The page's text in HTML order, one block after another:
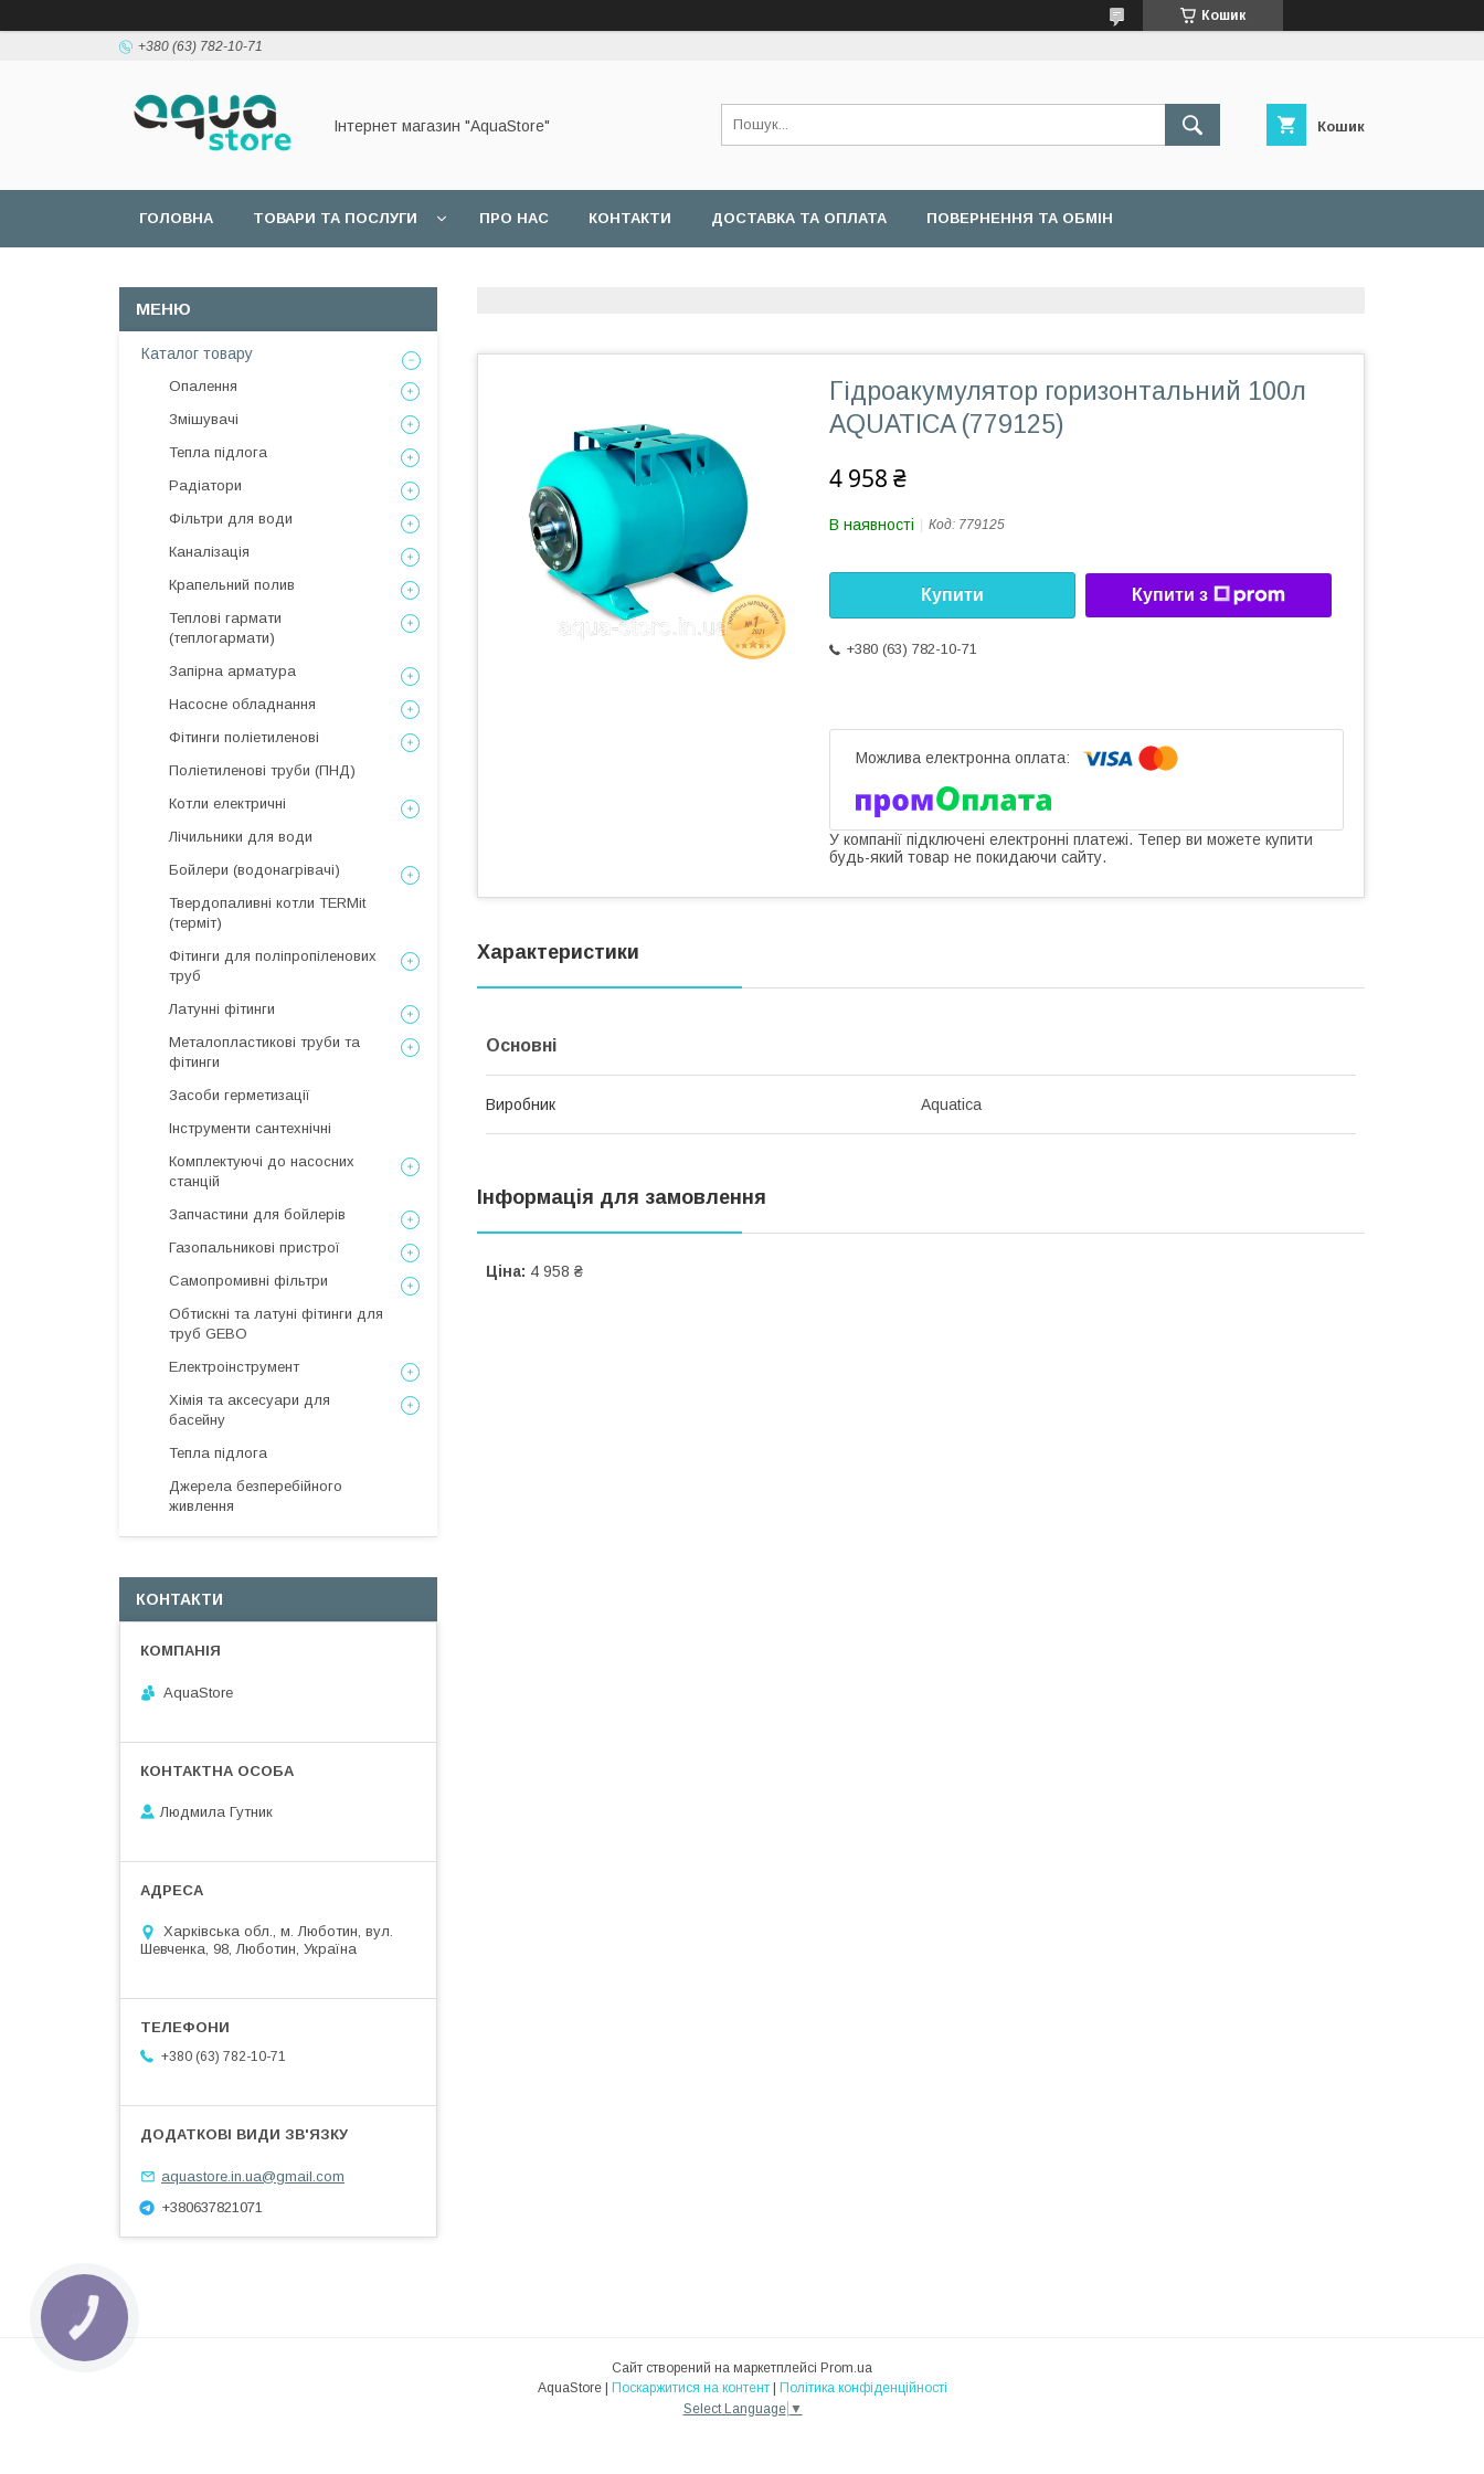
Кошик
+380 (63) 782-10-71
Інтернет магазин "AquaStore" Кошик
ГОЛОВНА ТОВАРИ ТА ПОСЛУГИ ПРО НАС КОНТАКТИ ДОСТАВКА ТА ОПЛАТА ПОВЕРНЕННЯ ТА ОБМІН
Гідроакумулятор горизонтальний 100л
AQUATICA (779125)
4 958 ₴
В наявності Код: 779125
Купити Купити з
+380 (63) 782-10-71
У компанії підключені електронні платежі. Тепер ви можете купити
будь-який товар не покидаючи сайту.
Характеристики
Основні
Виробник Aquatica
Інформація для замовлення
Ціна: 4 958 ₴
Каталог товару
Опалення
Змішувачі
Тепла підлога
Радіатори
Фільтри для води
Каналізація
Крапельний полив
Теплові гармати
(теплогармати)
Запірна арматура
Насосне обладнання
Фітинги поліетиленові
Поліетиленові труби (ПНД)
Котли електричні
Лічильники для води
Бойлери (водонагрівачі)
Твердопаливні котли TERMit
(терміт)
Фітинги для поліпропіленових
труб
Латунні фітинги
Металопластикові труби та
фітинги
Засоби герметизації
Інструменти сантехнічні
Комплектуючі до насосних
станцій
Запчастини для бойлерів
Газопальникові пристрої
Самопромивні фільтри
Обтискні та латуні фітинги для
труб GEBO
Електроінструмент
Хімія та аксесуари для
басейну
Тепла підлога
Джерела безперебійного
живлення
КОНТАКТИ
AquaStore
Людмила Гутник
Харківська обл., м. Люботин, вул.
Шевченка, 98, Люботин, Україна
+380 (63) 782-10-71
aquastore.in.ua@gmail.com
+380637821071
Сайт створений на маркетплейсі Prom.ua
Поскаржитися на контент
Політика конфіденційності
Select Language ▼
КНОПКА
ЗВ'ЯЗКУ